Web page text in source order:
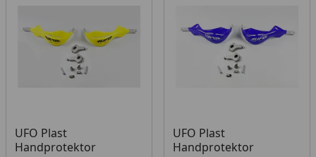
UFO Plast
Handprotektor
Produkt nicht lieferbar
UFO Plast
Handprotektor
Produkt nicht lieferbar